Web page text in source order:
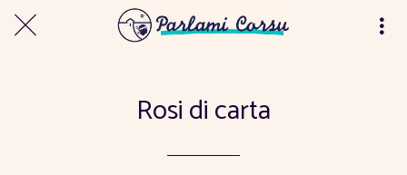
Rosi di carta